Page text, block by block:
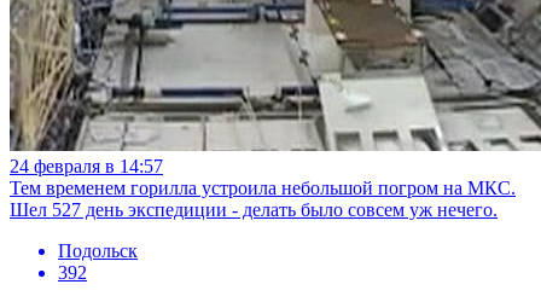
24 февраля в 14:57
Тем временем горилла устроила небольшой погром на МКС.
Шел 527 день экспедиции - делать было совсем уж нечего.
Подольск
392